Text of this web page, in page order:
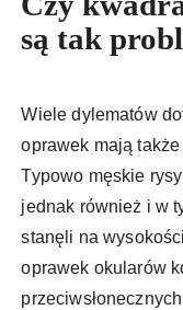
są tak
Wiele dylematów
oprawek mają
Typowo męskie
jednak również i w
stanęli na
oprawek okularów